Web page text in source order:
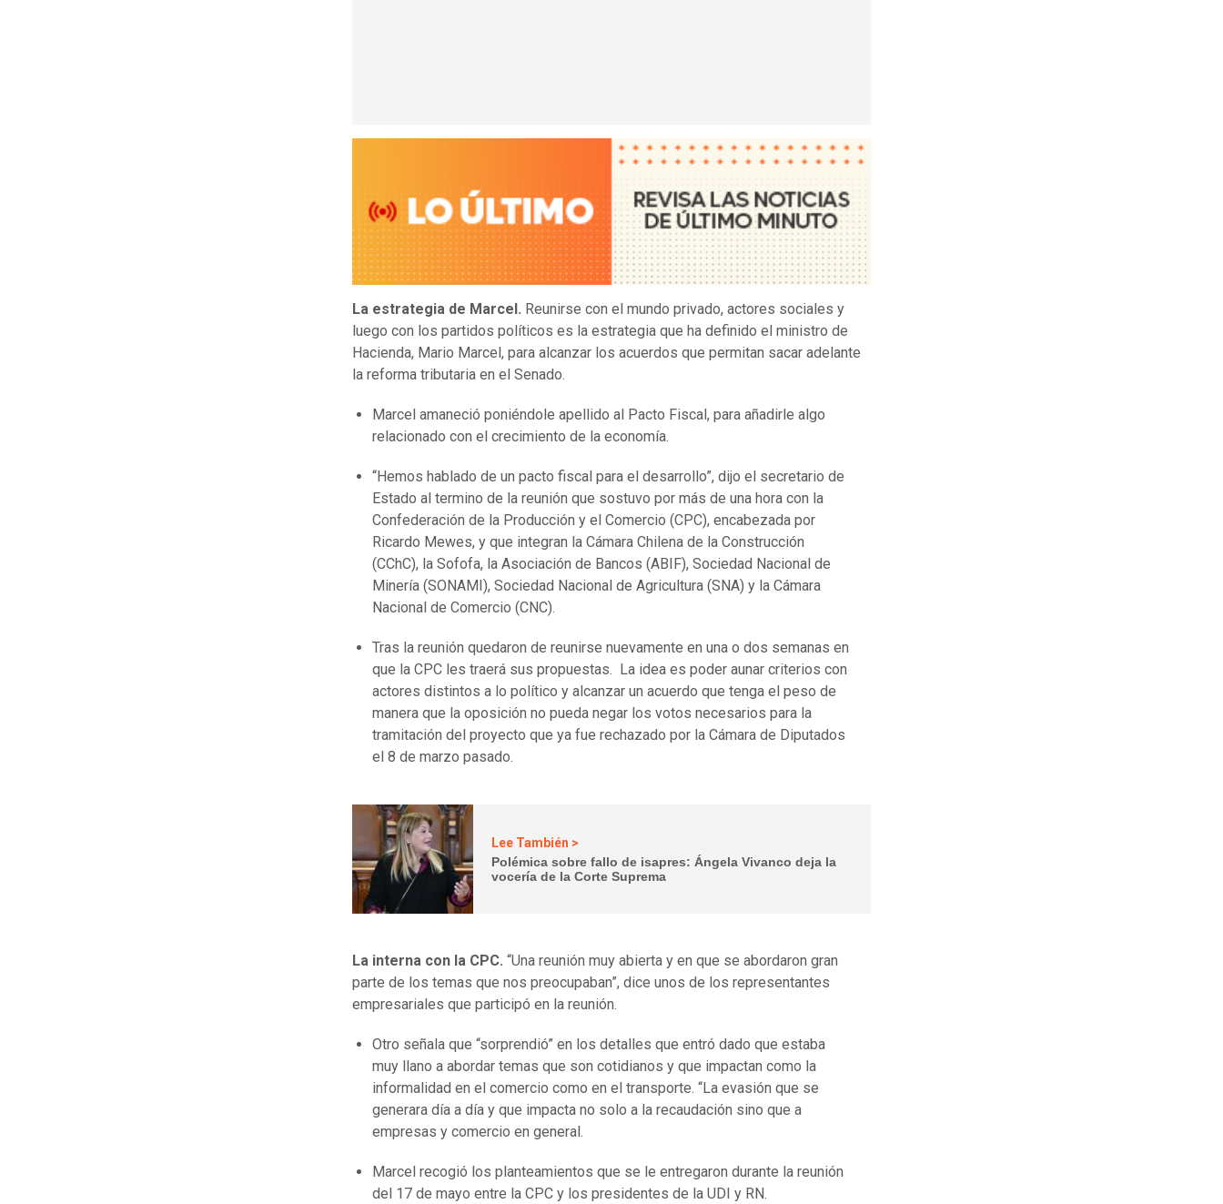
La estrategia de Marcel. Reunirse con el mundo privado, actores sociales y
luego con los partidos políticos es la estrategia que ha definido el ministro de
Hacienda, Mario Marcel, para alcanzar los acuerdos que permitan sacar adelante
la reforma tributaria en el Senado.
Marcel amaneció poniéndole apellido al Pacto Fiscal, para añadirle algo
relacionado con el crecimiento de la economía.
“Hemos hablado de un pacto fiscal para el desarrollo”, dijo el secretario de
Estado al termino de la reunión que sostuvo por más de una hora con la
Confederación de la Producción y el Comercio (CPC), encabezada por
Ricardo Mewes, y que integran la Cámara Chilena de la Construcción
(CChC), la Sofofa, la Asociación de Bancos (ABIF), Sociedad Nacional de
Minería (SONAMI), Sociedad Nacional de Agricultura (SNA) y la Cámara
Nacional de Comercio (CNC).
Tras la reunión quedaron de reunirse nuevamente en una o dos semanas en
que la CPC les traerá sus propuestas. La idea es poder aunar criterios con
actores distintos a lo político y alcanzar un acuerdo que tenga el peso de
manera que la oposición no pueda negar los votos necesarios para la
tramitación del proyecto que ya fue rechazado por la Cámara de Diputados
el 8 de marzo pasado.
Lee También >
Polémica sobre fallo de isapres: Ángela Vivanco deja la
vocería de la Corte Suprema
La interna con la CPC. “Una reunión muy abierta y en que se abordaron gran
parte de los temas que nos preocupaban”, dice unos de los representantes
empresariales que participó en la reunión.
Otro señala que “sorprendió” en los detalles que entró dado que estaba
muy llano a abordar temas que son cotidianos y que impactan como la
informalidad en el comercio como en el transporte. “La evasión que se
generara día a día y que impacta no solo a la recaudación sino que a
empresas y comercio en general.
Marcel recogió los planteamientos que se le entregaron durante la reunión
del 17 de mayo entre la CPC y los presidentes de la UDI y RN.